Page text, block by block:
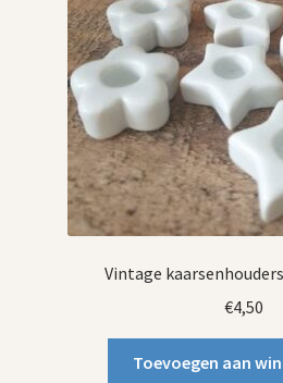
Vintage
€4,50
Toevoegen aan